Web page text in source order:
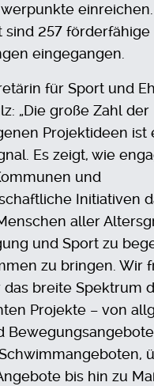
einreichen.
sind 257 förderfähige
eingegangen.
für Sport und
„Die große Zahl der
Projektideen ist
Es zeigt, wie
und
Initiativen
aller
und Sport zu
zu bringen. Wir
das breite Spektrum
Projekte – von
bis hin zu